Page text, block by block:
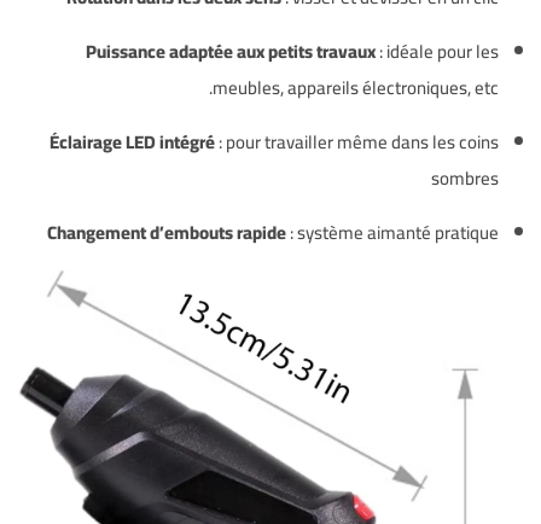
Puissance adaptée aux petits travaux: idéale pour les
meubles, appareils électroniques, etc.
Éclairage LED intégré: pour travailler même dans les coins
sombres
Changement d’embouts rapide: système aimanté pratique